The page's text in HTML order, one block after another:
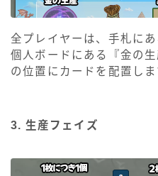
全プレイヤーは、手札に
個人ボードにある『金の
の位置にカードを配置しま
3. 生産フェイズ